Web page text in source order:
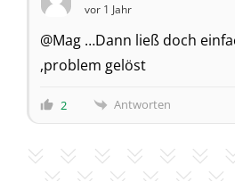
vor 1 Jahr
@Mag …Dann ließ doch
,problem gelöst
2 Antworten